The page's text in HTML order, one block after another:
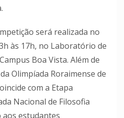
será realizada no
às 17h, no Laboratório de
Boa Vista. Além de
Olimpíada Roraimense de
com a Etapa
Nacional de Filosofia
aos estudantes